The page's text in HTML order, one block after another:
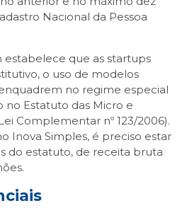
Nacional da Pessoa
que as startups
o uso de modelos
no regime especial
no Estatuto das Micro e
Complementar nº 123/2006).
Inova Simples, é preciso estar
do estatuto, de receita bruta